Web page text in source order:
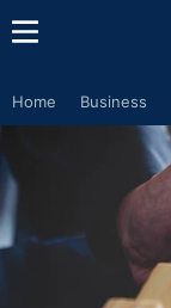
Home Business